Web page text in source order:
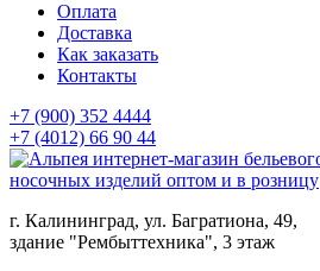
Оплата
Доставка
Как заказать
Контакты
+7 (900) 352 4444
+7 (4012) 66 90 44
г. Калининград, ул. Багратиона, 49,
здание "Рембыттехника", 3 этаж